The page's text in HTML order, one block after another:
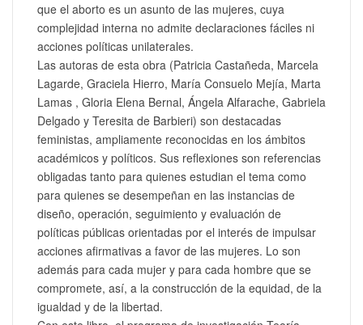
que el aborto es un asunto de las mujeres, cuya
complejidad interna no admite declaraciones fáciles ni
acciones políticas unilaterales.
Las autoras de esta obra (Patricia Castañeda, Marcela
Lagarde, Graciela Hierro, María Consuelo Mejía, Marta
Lamas , Gloria Elena Bernal, Ángela Alfarache, Gabriela
Delgado y Teresita de Barbieri) son destacadas
feministas, ampliamente reconocidas en los ámbitos
académicos y políticos. Sus reflexiones son referencias
obligadas tanto para quienes estudian el tema como
para quienes se desempeñan en las instancias de
diseño, operación, seguimiento y evaluación de
políticas públicas orientadas por el interés de impulsar
acciones afirmativas a favor de las mujeres. Lo son
además para cada mujer y para cada hombre que se
compromete, así, a la construcción de la equidad, de la
igualdad y de la libertad.